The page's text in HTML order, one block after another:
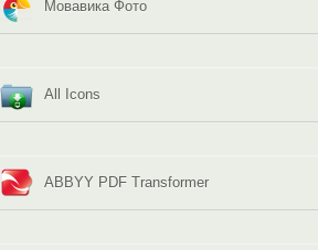
Мовавика Фото
All Icons
ABBYY PDF Transformer